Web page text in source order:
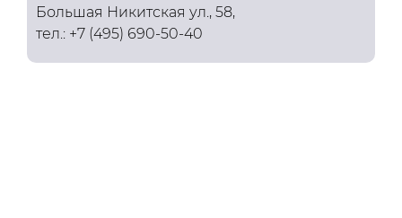
Большая Никитская ул., 58,
тел.: +7 (495) 690-50-40